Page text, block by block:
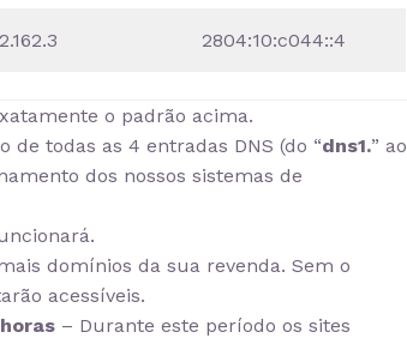
2804:10:c044::4
o padrão acima.
de todas as 4 entradas DNS (do “dns1.” ao
dos nossos sistemas de
domínios da sua revenda. Sem o
acessíveis.
– Durante este período os sites